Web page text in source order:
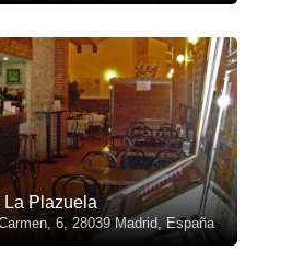
La Plazuela
6, 28039 Madrid, España